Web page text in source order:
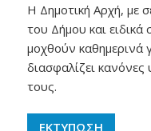
Η Δημοτική Αρχή, με
του Δήμου και
μοχθούν καθημερινά
διασφαλίζει
τους.
ΕΚΤΥΠΩΣΗ